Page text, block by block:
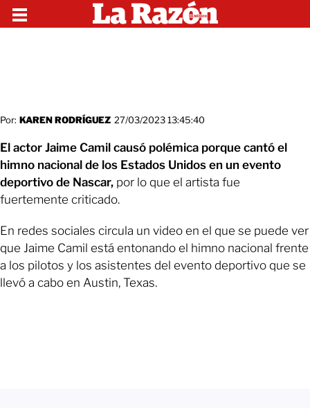
Por: KAREN RODRÍGUEZ 27/03/2023 13:45:40
El actor Jaime Camil causó polémica porque cantó el
himno nacional de los Estados Unidos en un evento
deportivo de Nascar, por lo que el artista fue
fuertemente criticado.
En redes sociales circula un video en el que se puede ver
que Jaime Camil está entonando el himno nacional frente
a los pilotos y los asistentes del evento deportivo que se
llevó a cabo en Austin, Texas.